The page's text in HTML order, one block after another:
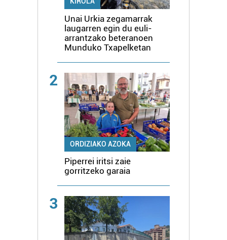
Unai Urkia zegamarrak
laugarren egin du euli-
arrantzako beteranoen
Munduko Txapelketan
2
ORDIZIAKO AZOKA
Piperrei iritsi zaie
gorritzeko garaia
3